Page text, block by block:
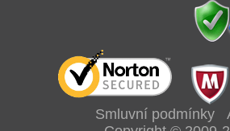
Smluvní podmínky